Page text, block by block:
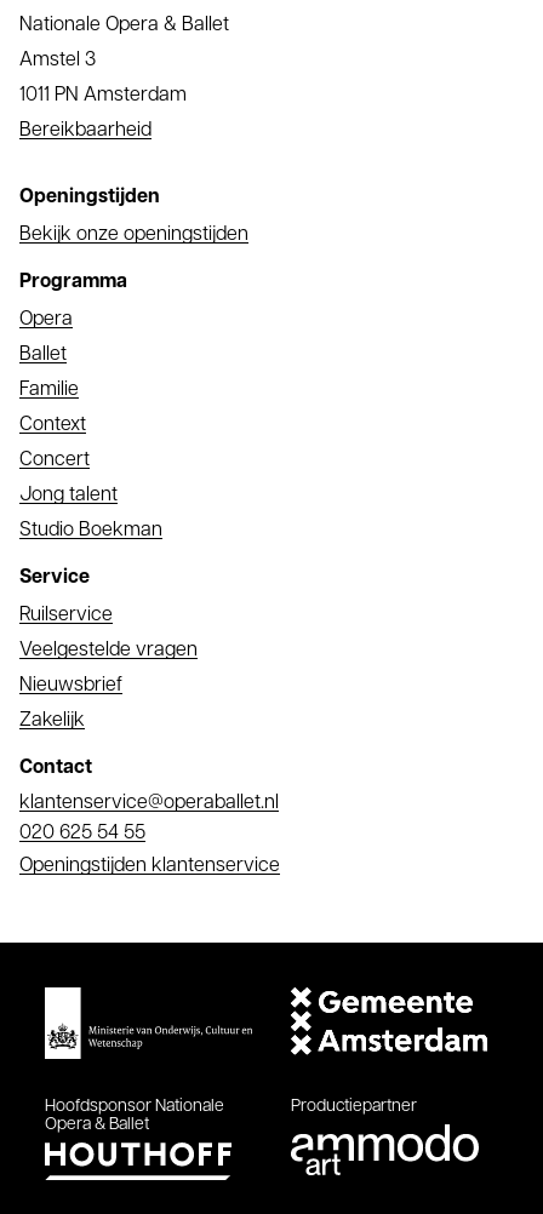
Nationale Opera & Ballet
Amstel 3
1011 PN Amsterdam
Bereikbaarheid
Openingstijden
Bekijk onze openingstijden
Programma
Opera
Ballet
Familie
Context
Concert
Jong talent
Studio Boekman
Service
Ruilservice
Veelgestelde vragen
Nieuwsbrief
Zakelijk
Contact
E-
mail
klantenservice@operaballet.nl
Telefoonnummer
020 625 54 55
Openingstijden klantenservice
Hoofdsponsor Nationale
Opera & Ballet
Productiepartner